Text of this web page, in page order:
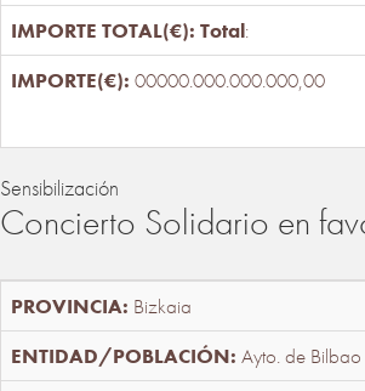
Total:
00000.000.000.000,00
Sensibilización
Concierto Solidario en
Bizkaia
Ayto. de Bilbao